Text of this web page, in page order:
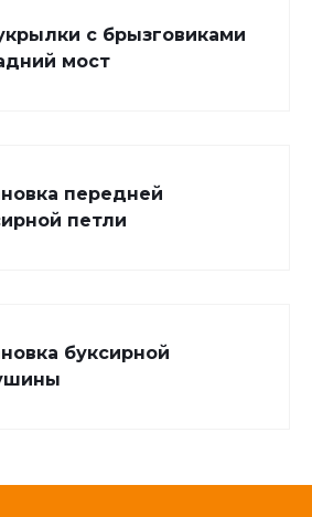
с брызговиками
мост
передней
петли
буксирной